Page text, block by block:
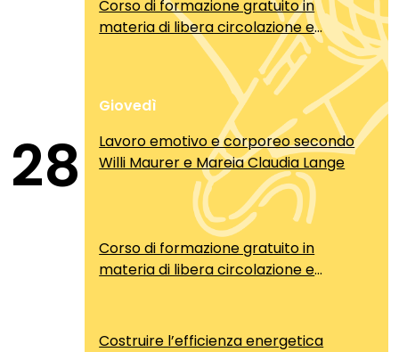
Corso di formazione gratuito in
materia di libera circolazione e
soggiorno dei cittadini comunitari
28
Giovedì
Lavoro emotivo e corporeo secondo
Willi Maurer e Mareia Claudia Lange
Corso di formazione gratuito in
materia di libera circolazione e
Costruire l’efficienza energetica